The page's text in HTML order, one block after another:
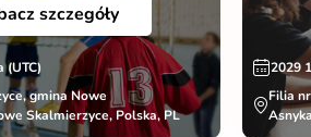
szczegóły
(UTC)
gmina Nowe
Skalmierzyce, Polska, PL
2029
Filia